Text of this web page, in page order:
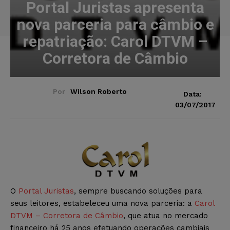
Portal Juristas apresenta
nova parceria para câmbio e
repatriação: Carol DTVM –
Corretora de Câmbio
Por Wilson Roberto
Data:
03/07/2017
O Portal Juristas, sempre buscando soluções para
seus leitores, estabeleceu uma nova parceria: a Carol
DTVM – Corretora de Câmbio, que atua no mercado
financeiro há 25 anos efetuando operações cambiais